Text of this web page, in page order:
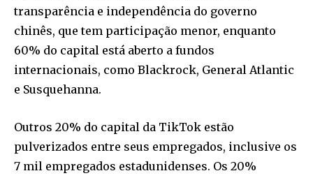
transparência e independência do governo
chinês, que tem participação menor, enquanto
60% do capital está aberto a fundos
internacionais, como Blackrock, General Atlantic
e Susquehanna.
Outros 20% do capital da TikTok estão
pulverizados entre seus empregados, inclusive os
7 mil empregados estadunidenses. Os 20%